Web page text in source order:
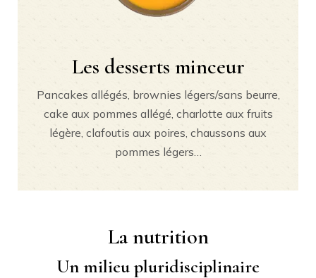
Les desserts minceur
Pancakes allégés, brownies légers/sans beurre,
cake aux pommes allégé, charlotte aux fruits
légère, clafoutis aux poires, chaussons aux
pommes légers…
La nutrition
Un milieu pluridisciplinaire